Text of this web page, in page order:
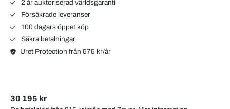
2 år auktoriserad världsgaranti
Försäkrade leveranser
100 dagars öppet köp
Säkra betalningar
Uret Protection från 575 kr/år
30 195 kr